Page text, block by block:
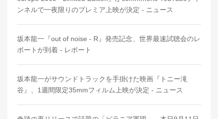
ンネルで一夜限りのプレミア上映が決定 - ニュース
坂本龍一『out of noise - R』発売記念、世界最速試聴会のレ
ポートが到着 - レポート
坂本龍一がサウンドトラックを手掛けた映画『トニー滝
谷』、1週間限定35mmフィルム上映が決定 - ニュース